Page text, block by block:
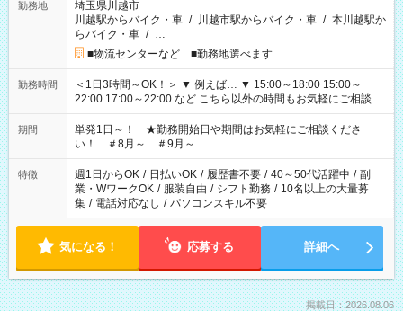
勤務地
埼玉県川越市
川越駅からバイク・車 / 川越市駅からバイク・車 / 本川越駅か
らバイク・車 / …
■物流センターなど ■勤務地選べます
勤務時間
＜1日3時間～OK！＞ ▼ 例えば… ▼ 15:00～18:00 15:00～
22:00 17:00～22:00 など こちら以外の時間もお気軽にご相談く
ださい！
期間
単発1日～！ ★勤務開始日や期間はお気軽にご相談くださ
い！ ＃8月～ ＃9月～
特徴 週1日からOK / 日払いOK / 履歴書不要 / 40～50代活躍中 / 副
業・WワークOK / 服装自由 / シフト勤務 / 10名以上の大量募
集 / 電話対応なし / パソコンスキル不要
気になる！ 応募する 詳細へ
掲載日：2026.08.06